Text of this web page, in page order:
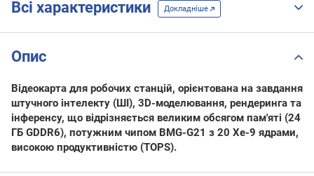
Всі характеристики Докладніше
Опис
Відеокарта для робочих станцій, орієнтована на завдання
штучного інтелекту (ШІ), 3D-моделювання, рендеринга та
інференсу, що відрізняється великим обсягом пам'яті (24
ГБ GDDR6), потужним чипом BMG-G21 з 20 Xe-9 ядрами,
високою продуктивністю (TOPS).